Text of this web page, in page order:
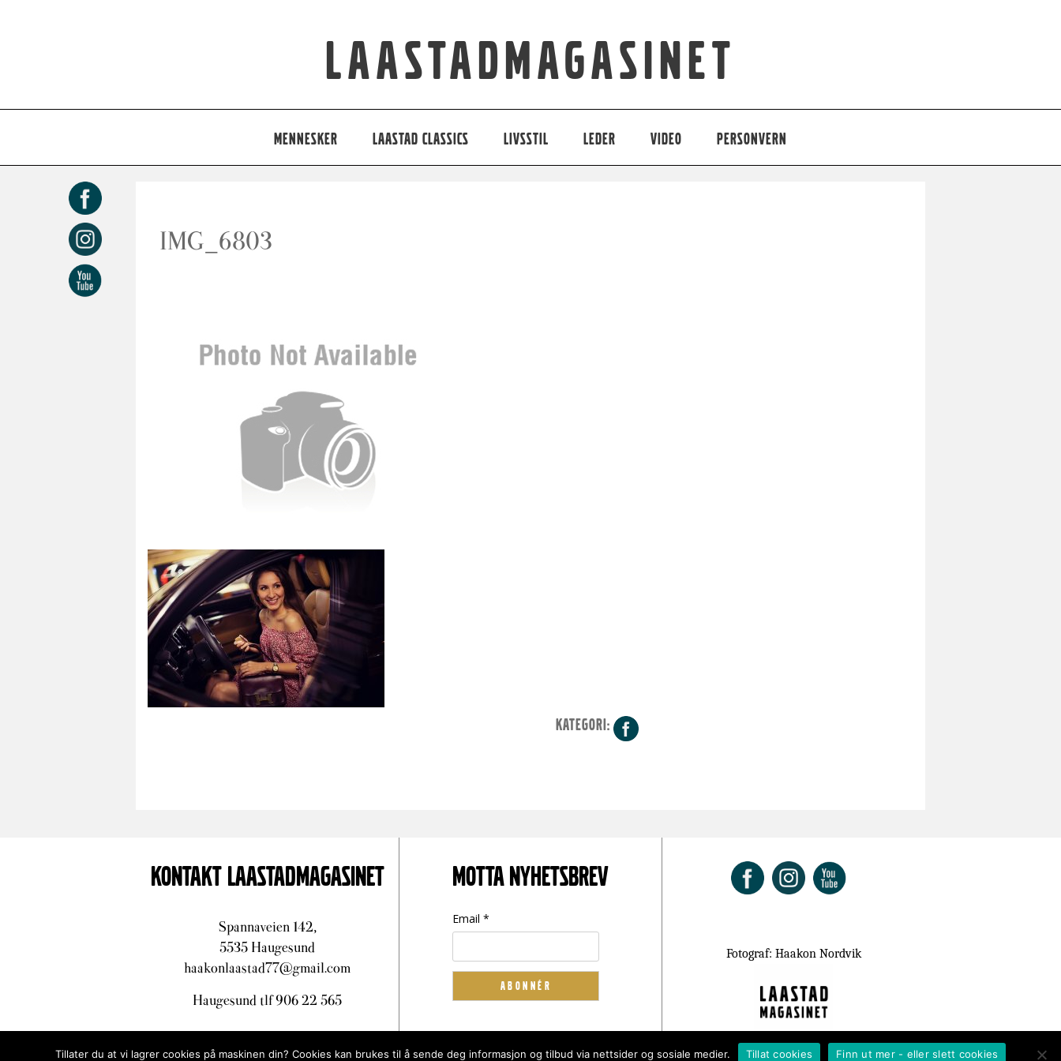
Laastadmagasinet
MENNESKER LAASTAD CLASSICS LIVSSTIL LEDER VIDEO PERSONVERN
IMG_6803
KATEGORI:
KONTAKT LAASTADMAGASINET
Spannaveien 142,
5535 Haugesund
haakonlaastad77@gmail.com
Haugesund tlf 906 22 565
MOTTA NYHETSBREV
Email *
Fotograf: Haakon Nordvik
Tillater du at vi lagrer cookies på maskinen din? Cookies kan brukes til å sende deg informasjon og tilbud via nettsider og sosiale medier. Tillat cookies Finn ut mer - eller slett cookies